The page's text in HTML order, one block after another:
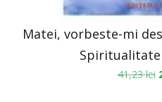
Matei, vorbeste-mi
Spiritualitate
41,23lei